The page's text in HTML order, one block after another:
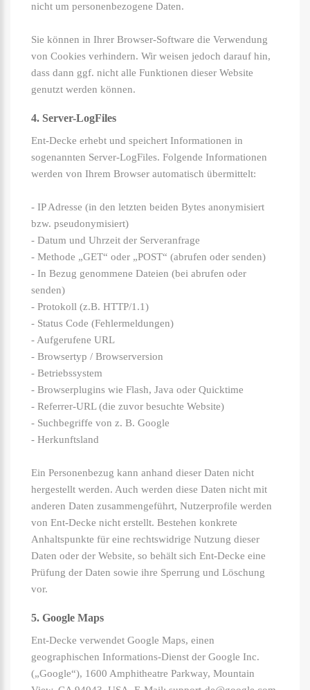
nicht um personenbezogene Daten.
Sie können in Ihrer Browser-Software die Verwendung
von Cookies verhindern. Wir weisen jedoch darauf hin,
dass dann ggf. nicht alle Funktionen dieser Website
genutzt werden können.
4. Server-LogFiles
Ent-Decke erhebt und speichert Informationen in
sogenannten Server-LogFiles. Folgende Informationen
werden von Ihrem Browser automatisch übermittelt:
- IP Adresse (in den letzten beiden Bytes anonymisiert
bzw. pseudonymisiert)
- Datum und Uhrzeit der Serveranfrage
- Methode „GET“ oder „POST“ (abrufen oder senden)
- In Bezug genommene Dateien (bei abrufen oder
senden)
- Protokoll (z.B. HTTP/1.1)
- Status Code (Fehlermeldungen)
- Aufgerufene URL
- Browsertyp / Browserversion
- Betriebssystem
- Browserplugins wie Flash, Java oder Quicktime
- Referrer-URL (die zuvor besuchte Website)
- Suchbegriffe von z. B. Google
- Herkunftsland
Ein Personenbezug kann anhand dieser Daten nicht
hergestellt werden. Auch werden diese Daten nicht mit
anderen Daten zusammengeführt, Nutzerprofile werden
von Ent-Decke nicht erstellt. Bestehen konkrete
Anhaltspunkte für eine rechtswidrige Nutzung dieser
Daten oder der Website, so behält sich Ent-Decke eine
Prüfung der Daten sowie ihre Sperrung und Löschung
vor.
5. Google Maps
Ent-Decke verwendet Google Maps, einen
geographischen Informations-Dienst der Google Inc.
(„Google“), 1600 Amphitheatre Parkway, Mountain